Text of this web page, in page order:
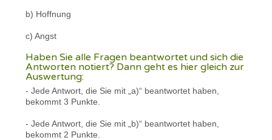
b) Hoffnung
c) Angst
Haben Sie alle Fragen beantwortet und sich die
Antworten notiert? Dann geht es hier gleich zur
Auswertung:
- Jede Antwort, die Sie mit „a)“ beantwortet haben,
bekommt 3 Punkte.
- Jede Antwort, die Sie mit „b)“ beantwortet haben,
bekommt 2 Punkte.